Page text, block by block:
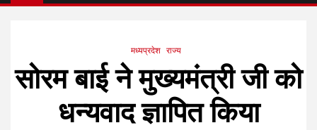
मध्यप्रदेश राज्य
सोरम बाई ने मुख्यमंत्री जी को
धन्यवाद ज्ञापित किया